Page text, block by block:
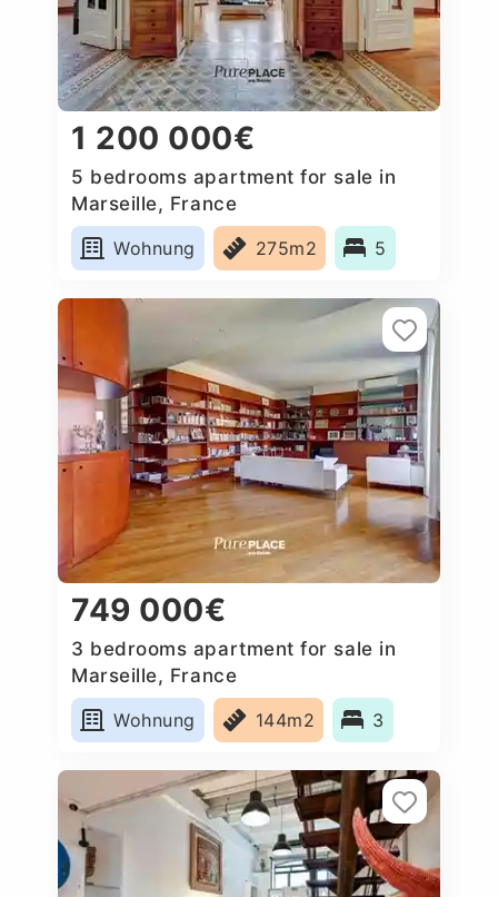
1 200 000€
5 bedrooms apartment for sale in
Marseille, France
Wohnung
275m2 5
749 000€
3 bedrooms apartment for sale in
Marseille, France
Wohnung
144m2 3